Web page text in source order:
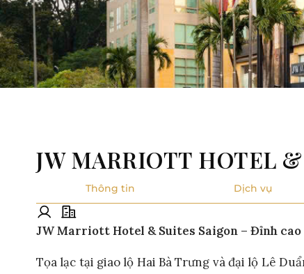
JW MARRIOTT HOTEL
Thông tin Dịch vụ
JW Marriott Hotel & Suites Saigon – Đỉnh
Tọa lạc tại giao lộ Hai Bà Trưng và đại lộ Lê